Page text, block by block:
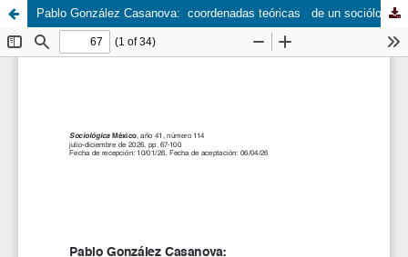
Pablo González Casanova: coordenadas teóricas de un sociólogo latinoamericano